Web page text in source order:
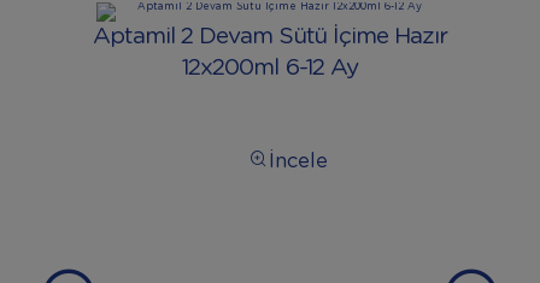
Aptamil 2 Devam Sütü İçime Hazır
12x200ml 6-12 Ay
İncele